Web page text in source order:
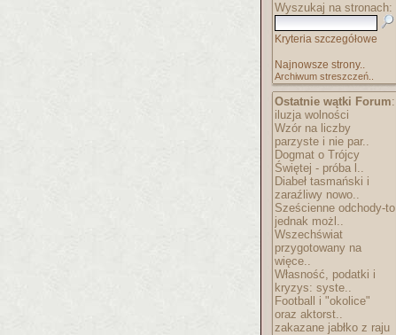
Wyszukaj na stronach:
Kryteria szczegółowe
Najnowsze strony..
Archiwum streszczeń..
Ostatnie wątki Forum:
iluzja wolności
Wzór na liczby
parzyste i nie par..
Dogmat o Trójcy
Świętej - próba l..
Diabeł tasmański i
zaraźliwy nowo..
Sześcienne odchody-to
jednak możl..
Wszechświat
przygotowany na
więce..
Własność, podatki i
kryzys: syste..
Football i "okolice"
oraz aktorst..
zakazane jabłko z raju